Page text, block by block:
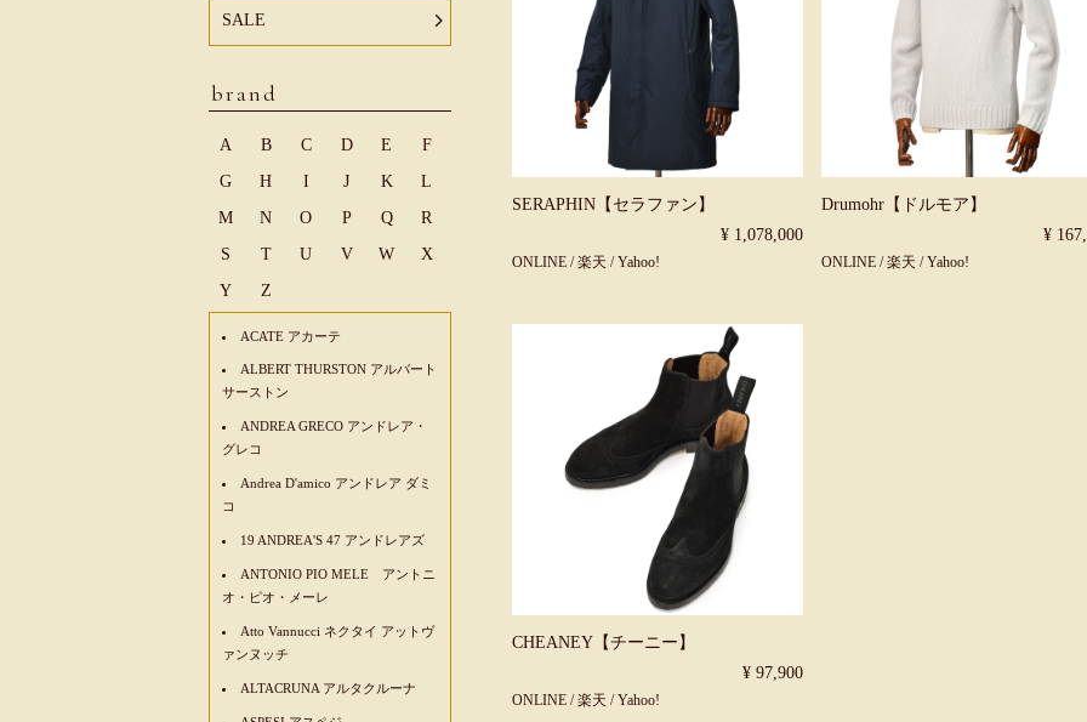
SERAPHIN【セラファン】
¥ 1,078,000
ONLINE /楽天 /Yahoo!
Drumohr【ドルモア】
¥
ONLINE /楽天 /Yahoo!
CHEANEY【チーニー】
¥ 97,900
ONLINE /楽天 /Yahoo!
SALE
brand
A B C D E
F
G
H I J K
L
M
N O P Q
R
S
T U V W
X
Y
Z
ACATE アカーテ
ALBERT THURSTON アルバート
サーストン
ANDREA GRECO アンドレア・
グレコ
Andrea D'amico アンドレア ダミ
コ
19 ANDREA'S 47 アンドレアズ
ANTONIO PIO MELE アントニ
オ・ピオ・メーレ
Atto Vannucci ネクタイ アットヴ
ァンヌッチ
ALTACRUNA アルタクルーナ